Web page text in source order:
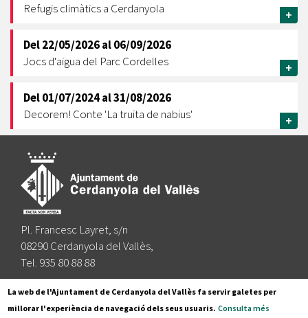
Refugis climàtics a Cerdanyola
+
Del22/05/2026al06/09/2026
Jocs d'aigua del Parc Cordelles
+
Del01/07/2024al31/08/2026
Decorem! Conte 'La truita de nabius'
+
Pl. Francesc Layret, s/n
08290 Cerdanyola del Vallès,
Tel. 935 80 88 88
Segueix-nos a:
La web de l'Ajuntament de Cerdanyola del Vallès fa servir galetes per
millorar l'experiència de navegació dels seus usuaris. Consulta més